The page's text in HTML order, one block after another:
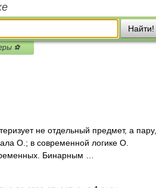
Найти!
⚽
не отдельный предмет, а пару,
О.; в современной логике О.
Бинарным …